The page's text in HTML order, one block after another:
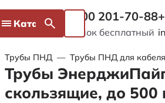
Каталог 8 800 201-70-88
Звонок бесплатный
Трубы ПНД — Трубы ПНД для кабеля
Трубы
скользящие, до 500